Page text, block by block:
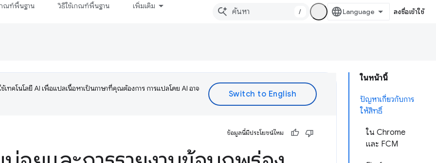
ณฑ์พื้นฐาน วิธีใช้เกณฑ์พื้นฐาน เพิ่มเติม
/ ลงชื่อเข้าใช้
ในหน้านี้
ปัญหาเกี่ยวกับการ
ให้สิทธิ์
ใน Chrome
และ FCM
เทคโนโลยี AI เพื่อแปลเนื้อหาเป็นภาษาที่คุณต้องการ การแปลโดย AI อาจ
ข้อมูลนี้มีประโยชน์ไหม